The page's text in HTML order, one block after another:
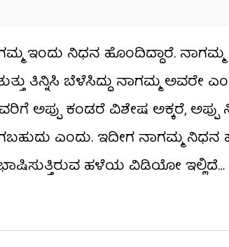
ಇಂದು ನಿಧನ ಹೊಂದಿದ್ದಾರೆ.
ತಿನ್ನಿಸಿ ಬೆಳೆಸಿದ್ದು ನಾಗಮ್ಮ ಅವರೇ
ಅಪ್ಪು ಕಂಡರೆ ವಿಶೇಷ ಅಕ್ಕರೆ,
ಎಂದು. ಇದೀಗ ನಾಗಮ್ಮ ನಿಧನ
ಹಳೆಯ ವಿಡಿಯೋ ಇಲ್ಲಿದೆ…